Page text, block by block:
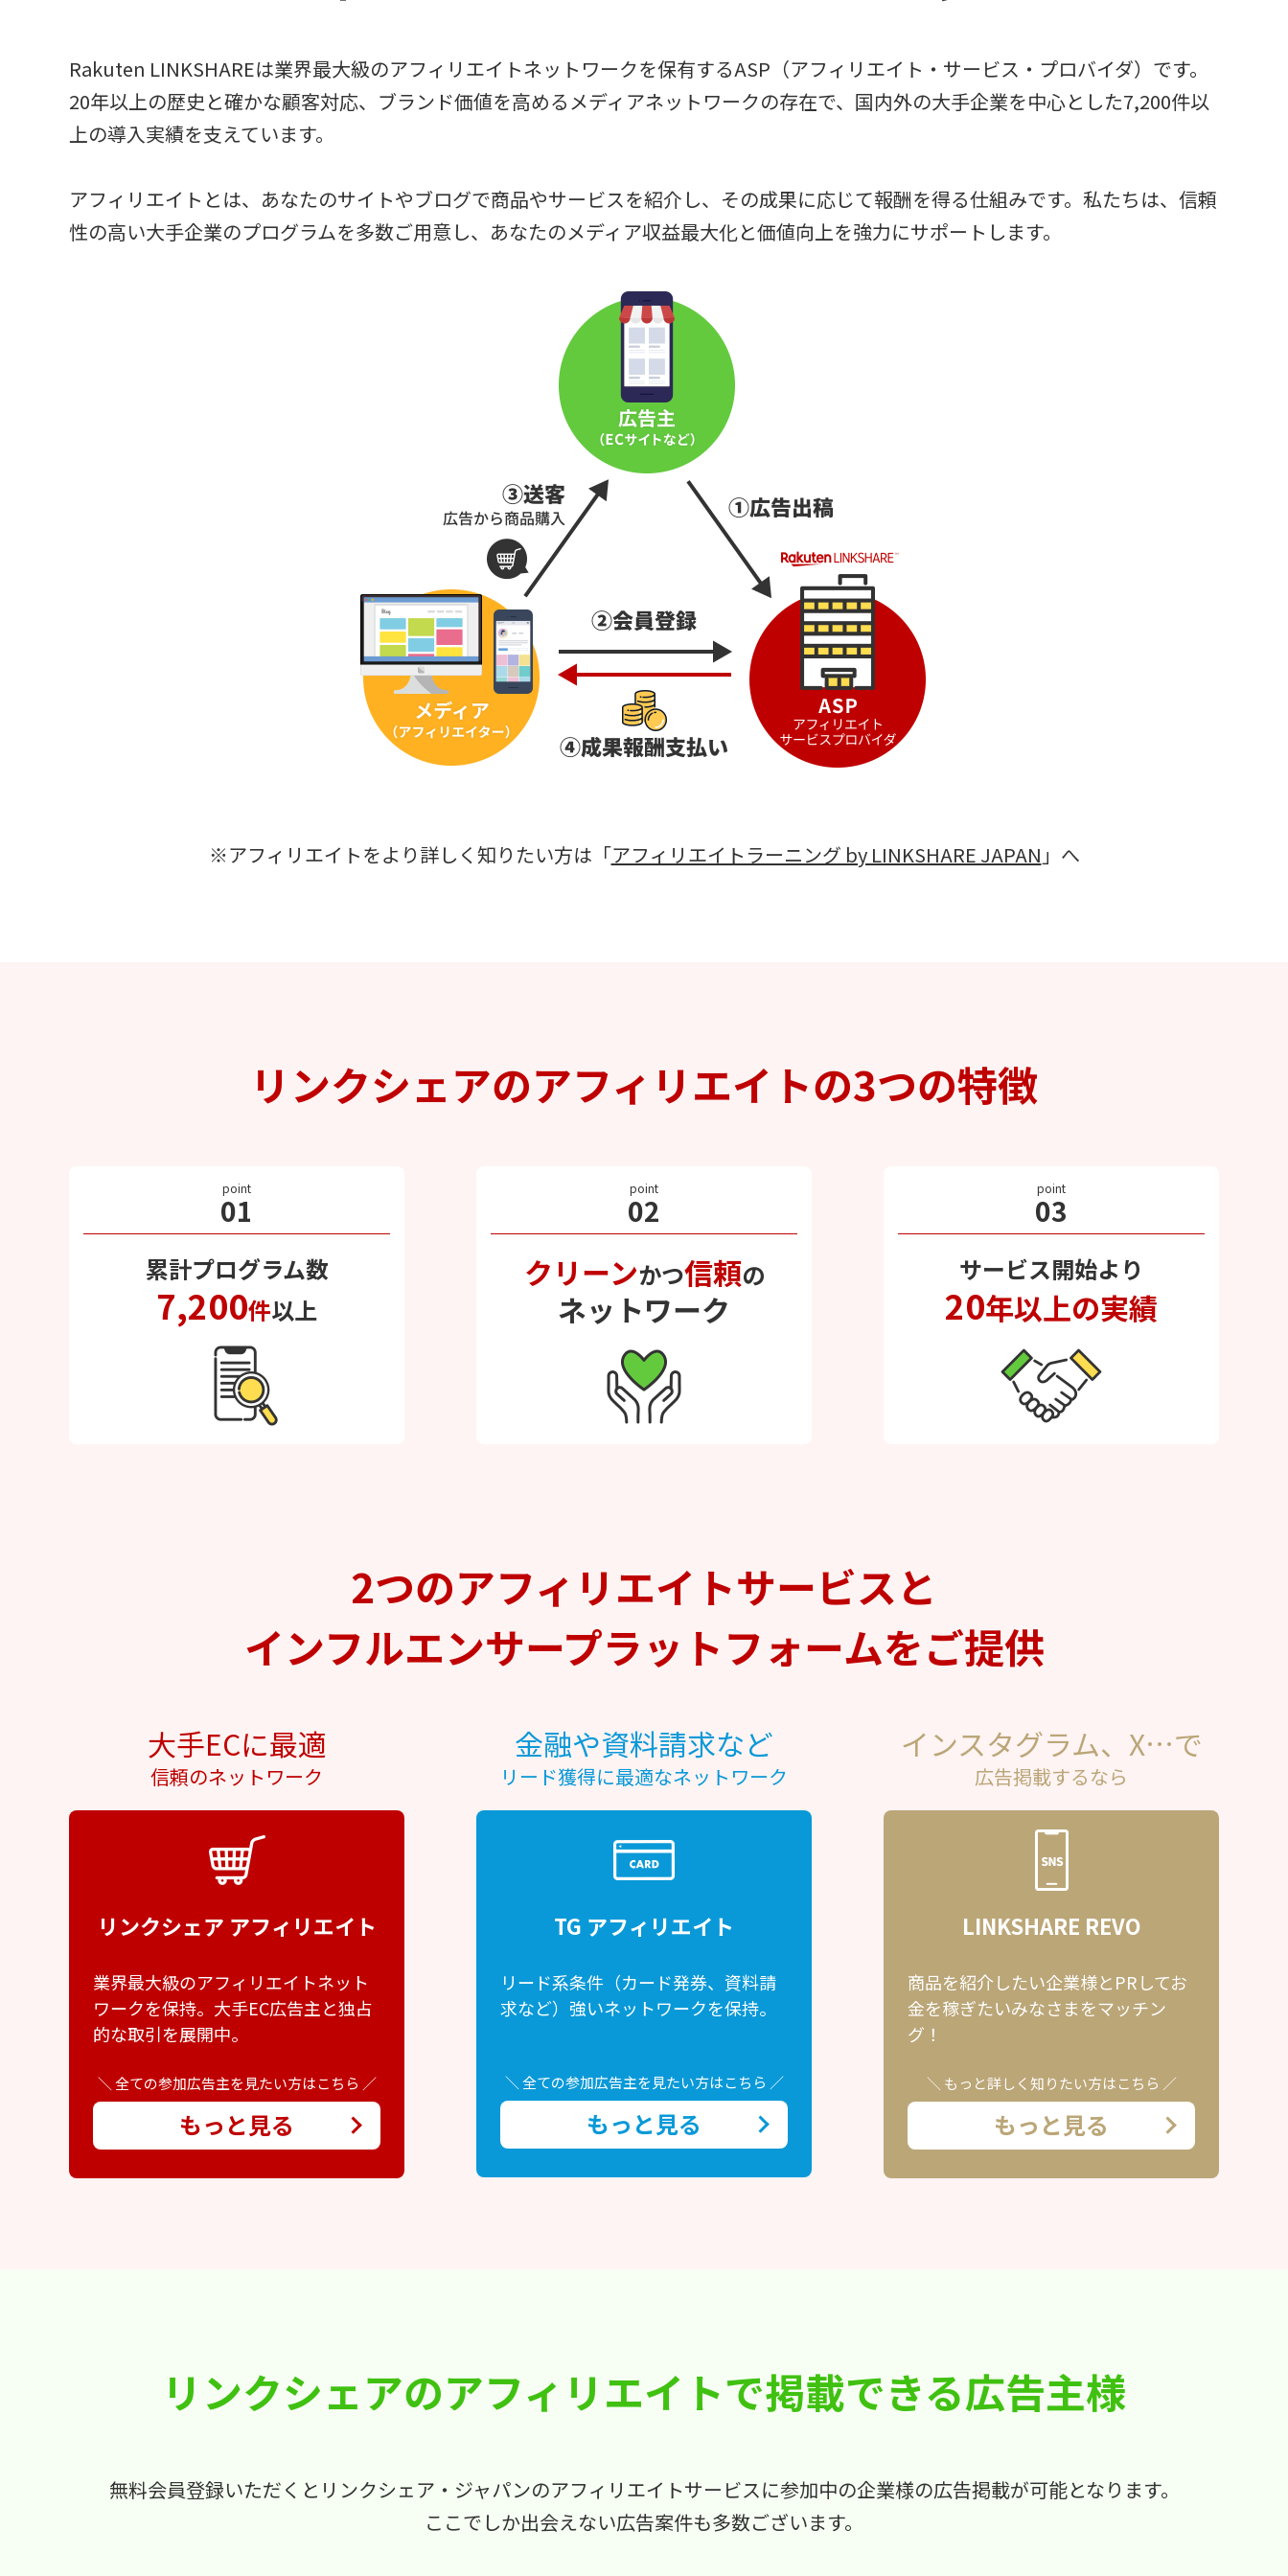
Rakuten LINKSHAREは業界最大級のアフィリエイトネットワークを保有するASP（アフィリエイト・サービス・プロバイダ）です。
20年以上の歴史と確かな顧客対応、ブランド価値を高めるメディアネットワークの存在で、国内外の大手企業を中心とした7,200件以
上の導入実績を支えています。
アフィリエイトとは、あなたのサイトやブログで商品やサービスを紹介し、その成果に応じて報酬を得る仕組みです。私たちは、信頼
性の高い大手企業のプログラムを多数ご用意し、あなたのメディア収益最大化と価値向上を強力にサポートします。
※アフィリエイトをより詳しく知りたい方は「アフィリエイトラーニング by LINKSHARE JAPAN 」へ
リンクシェアのアフィリエイトの3つの特徴
point
01
累計プログラム数
7,200件以上
point
02
クリーンかつ信頼の
ネットワーク
point
03
サービス開始より
20年以上の実績
2つのアフィリエイトサービスと
インフルエンサープラットフォームをご提供
大手ECに最適
信頼のネットワーク
リンクシェア アフィリエイト
業界最大級のアフィリエイトネット
ワークを保持。大手EC広告主と独占
的な取引を展開中。
＼ 全ての参加広告主を見たい方はこちら ／
もっと見る
金融や資料請求など
リード獲得に最適なネットワーク
TG アフィリエイト
リード系条件（カード発券、資料請
求など）強いネットワークを保持。
＼ 全ての参加広告主を見たい方はこちら ／
もっと見る
インスタグラム、X…で
広告掲載するなら
LINKSHARE REVO
商品を紹介したい企業様とPRしてお
金を稼ぎたいみなさまをマッチン
グ！
＼ もっと詳しく知りたい方はこちら ／
もっと見る
リンクシェアのアフィリエイトで掲載できる広告主様
無料会員登録いただくとリンクシェア・ジャパンのアフィリエイトサービスに参加中の企業様の広告掲載が可能となります。
ここでしか出会えない広告案件も多数ございます。